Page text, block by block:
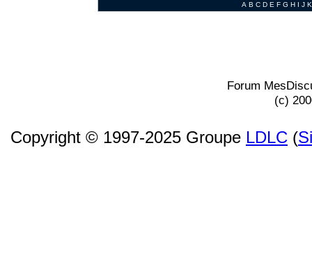
A B C D E F G H I J K
Forum
(c)
Copyright © 1997-2025 Groupe LDLC (